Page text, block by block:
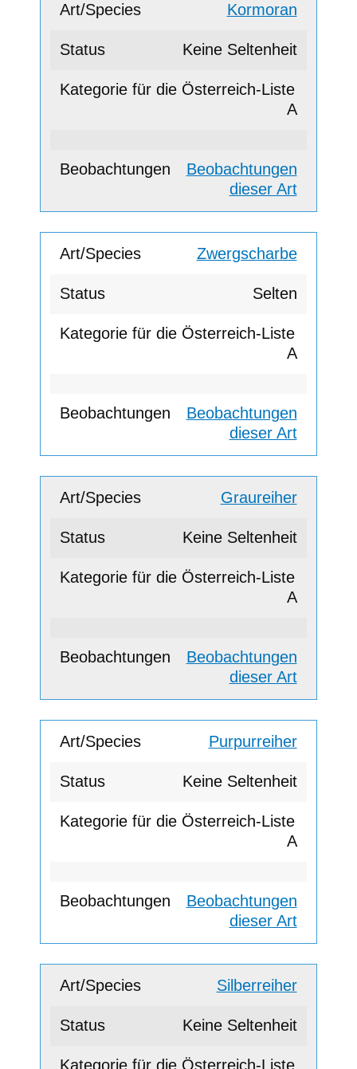
Kormoran
Keine Seltenheit
A
Beobachtungen
dieser Art
Zwergscharbe
Selten
A
Beobachtungen
dieser Art
Graureiher
Keine Seltenheit
A
Beobachtungen
dieser Art
Purpurreiher
Keine Seltenheit
A
Beobachtungen
dieser Art
Silberreiher
Keine Seltenheit